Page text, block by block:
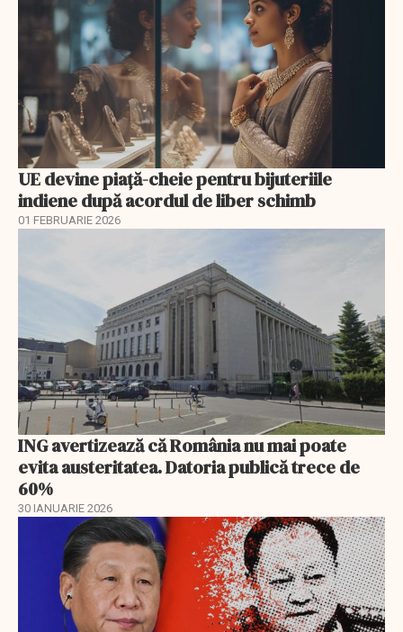
UE devine piață-cheie pentru bijuteriile
indiene după acordul de liber schimb
01 FEBRUARIE 2026
ING avertizează că România nu mai poate
evita austeritatea. Datoria publică trece de
60%
30 IANUARIE 2026